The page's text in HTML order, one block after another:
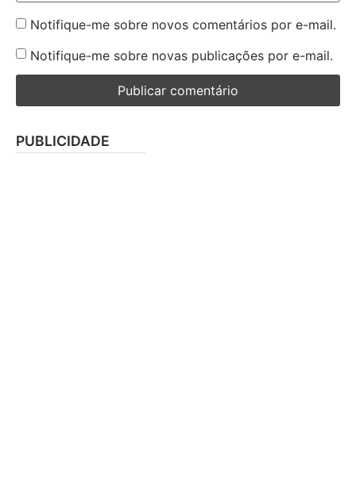
Notifique-me sobre novos comentários por e-mail.
Notifique-me sobre novas publicações por e-mail.
PUBLICIDADE